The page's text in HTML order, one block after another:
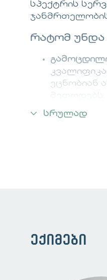
სპექტრის
რატომ უნდა
ეცნობიან
უსაფრთხო
სრულად
ექიმები